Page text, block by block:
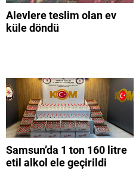
Alevlere teslim olan ev
küle döndü
Samsun’da 1 ton 160 litre
etil alkol ele geçirildi